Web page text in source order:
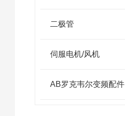
二极管
伺服电机/风机
AB罗克韦尔变频配件